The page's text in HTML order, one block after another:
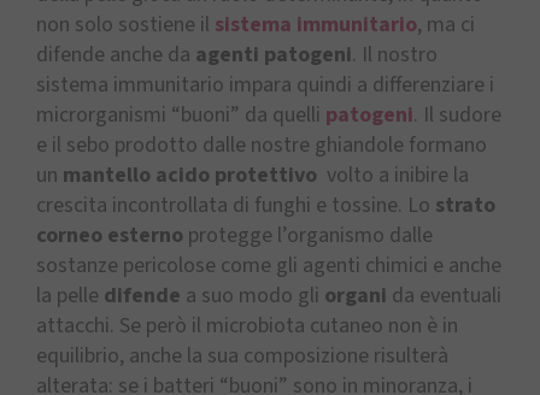
non solo sostiene il sistema immunitario, ma ci
difende anche da agenti patogeni. Il nostro
sistema immunitario impara quindi a differenziare i
microrganismi “buoni” da quelli patogeni. Il sudore
e il sebo prodotto dalle nostre ghiandole formano
un mantello acido protettivo volto a inibire la
crescita incontrollata di funghi e tossine. Lo strato
corneo esterno protegge l’organismo dalle
sostanze pericolose come gli agenti chimici e anche
la pelle difende a suo modo gli organi da eventuali
attacchi. Se però il microbiota cutaneo non è in
equilibrio, anche la sua composizione risulterà
alterata: se i batteri “buoni” sono in minoranza, i